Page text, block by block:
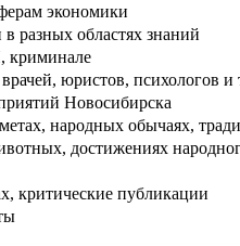
экономики
разных областях знаний
криминале
юристов, психологов и
Новосибирска
народных обычаях,
достижениях
критические публикации